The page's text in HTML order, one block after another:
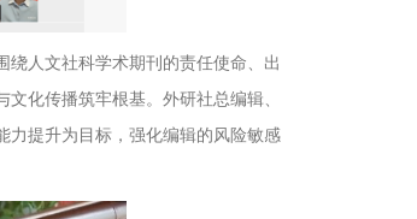
人文社科学术期刊的责任使命、出
化传播筑牢根基。外研社总编辑、
力提升为目标，强化编辑的风险敏感